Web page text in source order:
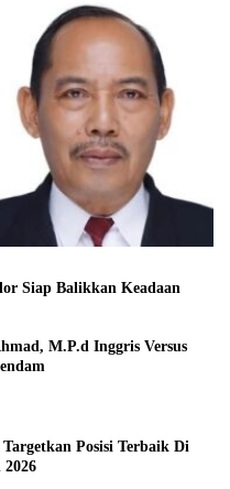
Siap Balikkan Keadaan
M.P.d Inggris Versus
Posisi Terbaik Di
2026